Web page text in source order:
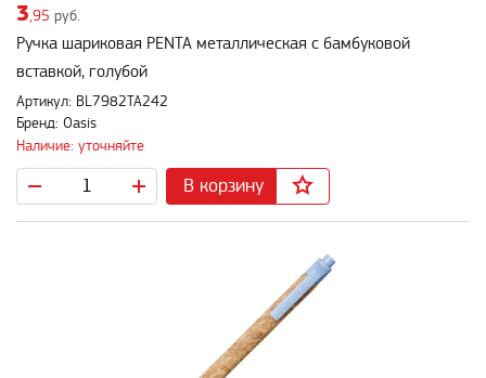
3,95 руб.
Ручка шариковая PENTA металлическая с бамбуковой
вставкой, голубой
Артикул: BL7982TA242
Бренд: Oasis
Наличие: уточняйте
В корзину